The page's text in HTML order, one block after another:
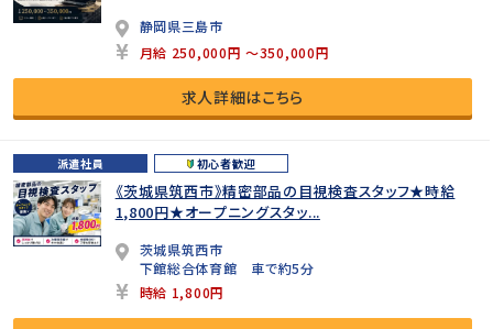
静岡県三島市
月給 250,000円 ～350,000円
求人詳細はこちら
派遣社員 初心者歓迎
《茨城県筑西市》精密部品の目視検査スタッフ★時給
1,800円★オープニングスタッ...
茨城県筑西市
下館総合体育館 車で約5分
時給 1,800円